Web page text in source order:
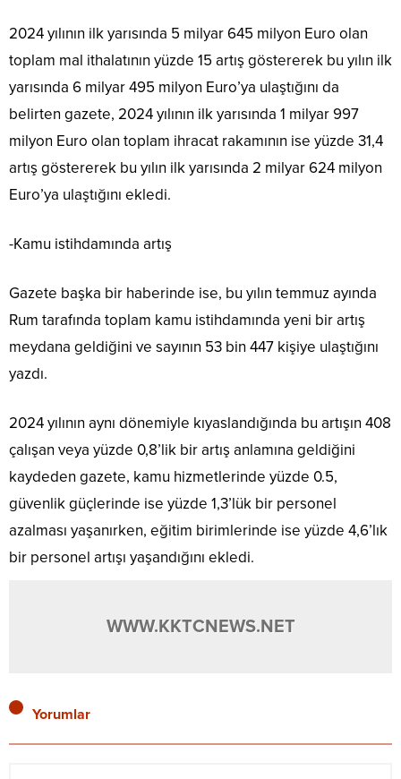
2024 yılının ilk yarısında 5 milyar 645 milyon Euro olan
toplam mal ithalatının yüzde 15 artış göstererek bu yılın ilk
yarısında 6 milyar 495 milyon Euro’ya ulaştığını da
belirten gazete, 2024 yılının ilk yarısında 1 milyar 997
milyon Euro olan toplam ihracat rakamının ise yüzde 31,4
artış göstererek bu yılın ilk yarısında 2 milyar 624 milyon
Euro’ya ulaştığını ekledi.
-Kamu istihdamında artış
Gazete başka bir haberinde ise, bu yılın temmuz ayında
Rum tarafında toplam kamu istihdamında yeni bir artış
meydana geldiğini ve sayının 53 bin 447 kişiye ulaştığını
yazdı.
2024 yılının aynı dönemiyle kıyaslandığında bu artışın 408
çalışan veya yüzde 0,8’lik bir artış anlamına geldiğini
kaydeden gazete, kamu hizmetlerinde yüzde 0.5,
güvenlik güçlerinde ise yüzde 1,3’lük bir personel
azalması yaşanırken, eğitim birimlerinde ise yüzde 4,6’lık
bir personel artışı yaşandığını ekledi.
WWW.KKTCNEWS.NET
Yorumlar